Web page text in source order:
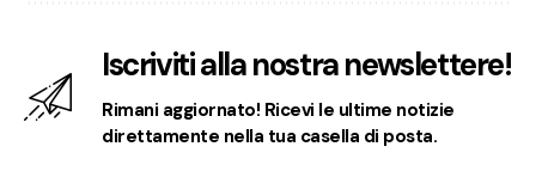
Iscriviti alla nostra newslettere!
Rimani aggiornato! Ricevi le ultime notizie
direttamente nella tua casella di posta.